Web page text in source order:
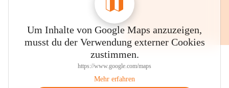
Um Inhalte von Google Maps anzuzeigen,
musst du der Verwendung externer Cookies
zustimmen.
https://www.google.com/maps
Mehr erfahren